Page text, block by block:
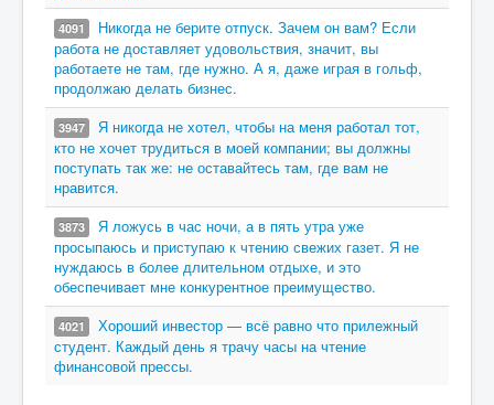
4091
Никогда не берите отпуск. Зачем он вам? Если
работа не доставляет удовольствия, значит, вы
работаете не там, где нужно. А я, даже играя в гольф,
продолжаю делать бизнес.
3947
Я никогда не хотел, чтобы на меня работал тот,
кто не хочет трудиться в моей компании; вы должны
поступать так же: не оставайтесь там, где вам не
нравится.
3873
Я ложусь в час ночи, а в пять утра уже
просыпаюсь и приступаю к чтению свежих газет. Я не
нуждаюсь в более длительном отдыхе, и это
обеспечивает мне конкурентное преимущество.
4021
Хороший инвестор — всё равно что прилежный
студент. Каждый день я трачу часы на чтение
финансовой прессы.